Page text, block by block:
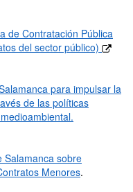
de Contratación Pública
del sector público)
para impulsar la
de las políticas
Salamanca sobre
Menores.